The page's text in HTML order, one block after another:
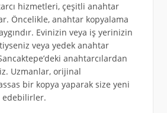
hizmetleri, çeşitli anahtar
Öncelikle, anahtar kopyalama
Evinizin veya iş yerinizin
veya yedek anahtar
anahtarcılardan
Uzmanlar, orijinal
bir kopya yaparak size yeni